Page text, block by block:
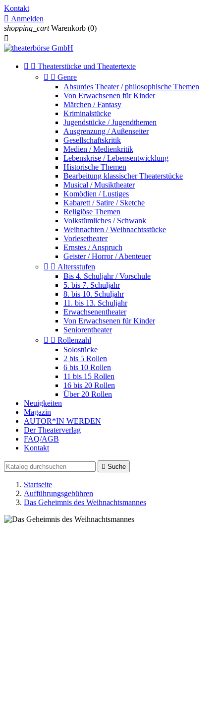
Kontakt
 Anmelden
shopping_cart Warenkorb (0)

  Theaterstücke und Theatertexte
  Genre
Absurdes Theater / philosophische Themen
Von Erwachsenen für Kinder
Märchen / Fantasy
Kriminalstücke
Jugendstücke / Jugendthemen
Ausgrenzung / Außenseiter
Gesellschaftskritik
Medien / Medienkritik
Lebenskrise / Lebensentwicklung
Historische Themen
Bearbeitung klassischer Theaterstücke
Musical / Musiktheater
Komödien / Lustiges
Kabarett / Satire / Sketche
Religiöse Themen
Volkstümliches / Schwank
Weihnachten / Weihnachtsstücke
Vorlesetheater
Ernstes / Anspruch
Geister / Horror / Abenteuer
  Altersstufen
Bis 4. Schuljahr / Vorschule
5. bis 7. Schuljahr
8. bis 10. Schuljahr
11. bis 13. Schuljahr
Erwachsenentheater
Von Erwachsenen für Kinder
Seniorentheater
  Rollenzahl
Solostücke
2 bis 5 Rollen
6 bis 10 Rollen
11 bis 15 Rollen
16 bis 20 Rollen
Über 20 Rollen
Neuigkeiten
Magazin
AUTOR*IN WERDEN
Der Theaterverlag
FAQ/AGB
Kontakt
 Suche
Startseite
Aufführungsgebühren
Das Geheimnis des Weihnachtsmannes